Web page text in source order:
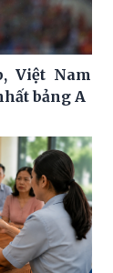
Việt Nam
bảng A